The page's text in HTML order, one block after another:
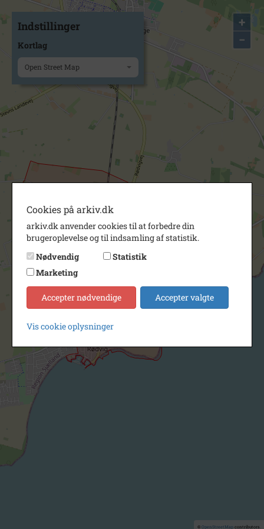
+
−
© OpenStreetMapcontributors.
Indstillinger
Kortlag
Open Street Map
Cookies på arkiv.dk
arkiv.dk anvender cookies til at forbedre din
brugeroplevelse og til indsamling af statistik.
Nødvendig
Statistik
Marketing
Accepter nødvendige Accepter valgte
Vis cookie oplysninger